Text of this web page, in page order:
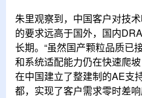
朱里观察到，中国客户对技
的要求远高于国外，国内
长期。“虽然国产颗粒品质已
和系统适配能力仍在快速爬
在中国建立了整建制的AE支
都，实现了客户需求零时差响